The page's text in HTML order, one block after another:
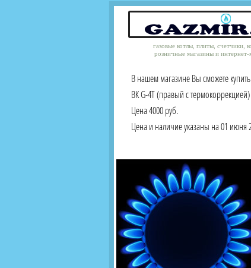
газовые котлы, плиты, счетчики,
розничные магазины и интернет-
В нашем магазине Вы сможете
ВК G-4Т (правый c
Цена 4000 руб.
Цена и наличие указаны на 01 июня